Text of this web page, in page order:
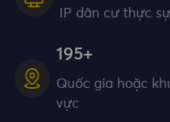
IP dân cư thực sự
195+
Quốc gia hoặc
vực